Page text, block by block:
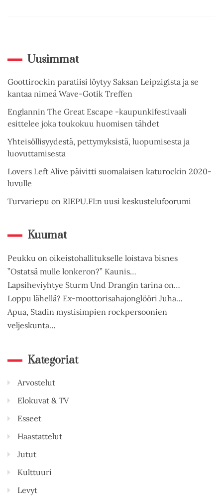
Uusimmat
Goottirockin paratiisi löytyy Saksan Leipzigista ja se
kantaa nimeä Wave-Gotik Treffen
Englannin The Great Escape -kaupunkifestivaali
esittelee joka toukokuu huomisen tähdet
Yhteisöllisyydestä, pettymyksistä, luopumisesta ja
luovuttamisesta
Lovers Left Alive päivitti suomalaisen katurockin 2020-
luvulle
Turvariepu on RIEPU.FI:n uusi keskustelufoorumi
Kuumat
Peukku on oikeistohallitukselle loistava bisnes
”Ostatsä mulle lonkeron?” Kaunis…
Lapsiheviyhtye Sturm Und Drangin tarina on…
Loppu lähellä? Ex-moottorisahajonglööri Juha…
Apua, Stadin mystisimpien rockpersoonien
veljeskunta…
Kategoriat
Arvostelut
Elokuvat & TV
Esseet
Haastattelut
Jutut
Kulttuuri
Levyt